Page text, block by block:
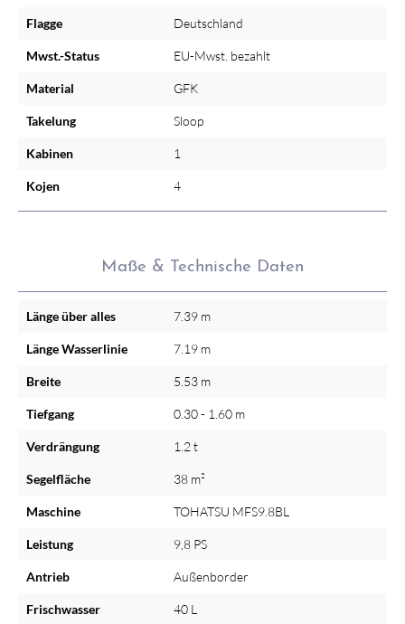
Flagge Deutschland
Mwst.-Status EU-Mwst. bezahlt
Material GFK
Takelung Sloop
Kabinen 1
Kojen 4
Maße & Technische Daten
Länge über alles 7.39 m
Länge Wasserlinie 7.19 m
Breite 5.53 m
Tiefgang 0.30 - 1.60 m
Verdrängung 1.2 t
Segelfläche 38 m²
Maschine TOHATSU MFS9.8BL
Leistung 9,8 PS
Antrieb Außenborder
Frischwasser 40 L